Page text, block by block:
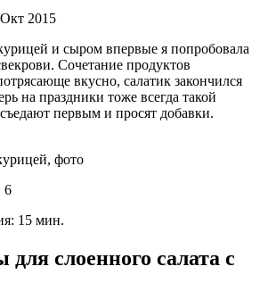
2015
и сыром впервые я попробовала
Сочетание продуктов
вкусно, салатик закончился
на праздники тоже всегда такой
первым и просят добавки.
6
15 мин.
слоенного салата с